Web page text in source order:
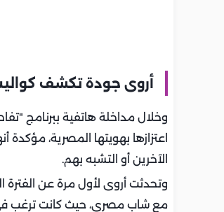
أروى جودة تكشف
اعتزازها بهويتها المصرية،
الآخرين أو التشبه بهم.
وتحدثت أروى لأول مرة عن الفترة
مع شاب مصري، حيث كانت ترغب في